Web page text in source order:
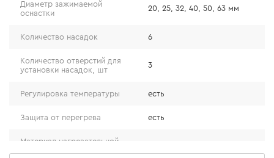
Диаметр зажимаемой
оснастки
20, 25, 32, 40, 50, 63 мм
Количество насадок 6
Количество отверстий для
установки насадок, шт
3
Регулировка температуры есть
Защита от перегрева есть
Материал нагревательной